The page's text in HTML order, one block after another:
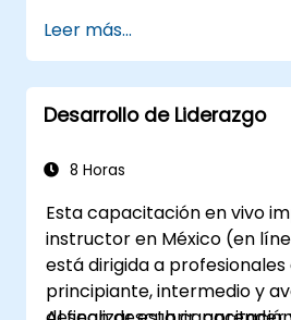
Booleana
Vender la oportunidad
colaborar con los
contratación
Leer más...
Desarrollo de Liderazgo
8 Horas
Esta capacitación en vivo
instructor en México (en
está dirigida a profesionales
principiante, intermedio y